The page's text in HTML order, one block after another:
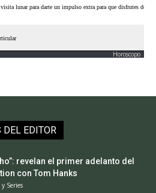
Horoscopo
DEL EDITOR
revelan el primer adelanto del
con Tom Hanks
Series